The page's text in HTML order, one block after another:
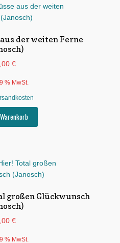
der weiten Ferne
€
% MwSt.
großen Glückwunsch
€
% MwSt.